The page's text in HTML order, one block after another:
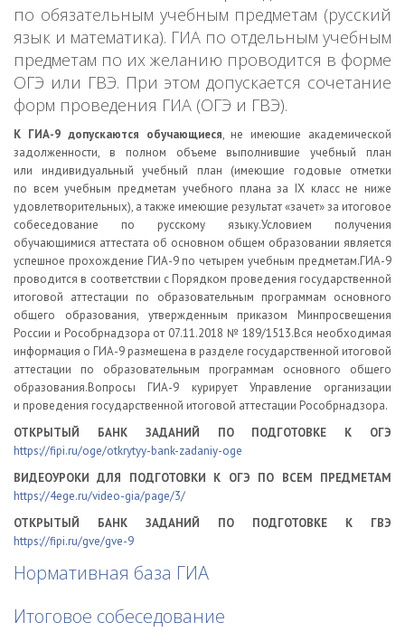
по обязательным учебным предметам (русский
язык и математика). ГИА по отдельным учебным
предметам по их желанию проводится в форме
ОГЭ или ГВЭ. При этом допускается сочетание
форм проведения ГИА (ОГЭ и ГВЭ).
К ГИА-9 допускаются обучающиеся, не имеющие академической
задолженности, в полном объеме выполнившие учебный план
или индивидуальный учебный план (имеющие годовые отметки
по всем учебным предметам учебного плана за IX класс не ниже
удовлетворительных), а также имеющие результат «зачет» за итоговое
собеседование по русскому языку.Условием получения
обучающимися аттестата об основном общем образовании является
успешное прохождение ГИА-9 по четырем учебным предметам.ГИА-9
проводится в соответствии с Порядком проведения государственной
итоговой аттестации по образовательным программам основного
общего образования, утвержденным приказом Минпросвещения
России и Рособрнадзора от 07.11.2018 № 189/1513.Вся необходимая
информация о ГИА-9 размещена в разделе государственной итоговой
аттестации по образовательным программам основного общего
образования.Вопросы ГИА-9 курирует Управление организации
и проведения государственной итоговой аттестации Рособрнадзора.
ОТКРЫТЫЙ БАНК ЗАДАНИЙ ПО ПОДГОТОВКЕ К ОГЭ
https://fipi.ru/oge/otkrytyy-bank-zadaniy-oge
ВИДЕОУРОКИ ДЛЯ ПОДГОТОВКИ К ОГЭ ПО ВСЕМ ПРЕДМЕТАМ
https://4ege.ru/video-gia/page/3/
ОТКРЫТЫЙ БАНК ЗАДАНИЙ ПО ПОДГОТОВКЕ К ГВЭ
https://fipi.ru/gve/gve-9
Нормативная база ГИА
Итоговое собеседование